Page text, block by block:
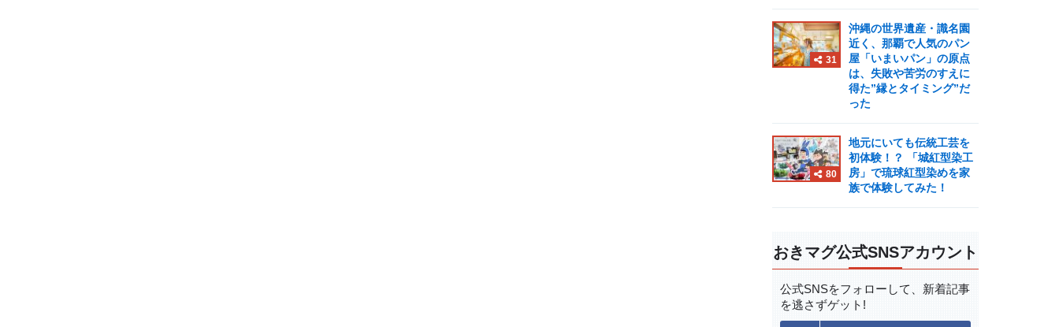
31
沖縄の世界遺産・識名園
近く、那覇で人気のパン
屋「いまいパン」の原点
は、失敗や苦労のすえに
得た”縁とタイミング”だ
った
80
地元にいても伝統工芸を
初体験！？ 「城紅型染工
房」で琉球紅型染めを家
族で体験してみた！
おきマグ公式SNSアカウント
公式SNSをフォローして、 新着記事
を逃さずゲット!